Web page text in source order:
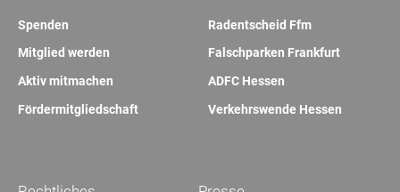
Radentscheid Ffm
Falschparken Frankfurt
ADFC Hessen
Verkehrswende Hessen
Spenden
Mitglied werden
Aktiv mitmachen
Fördermitgliedschaft